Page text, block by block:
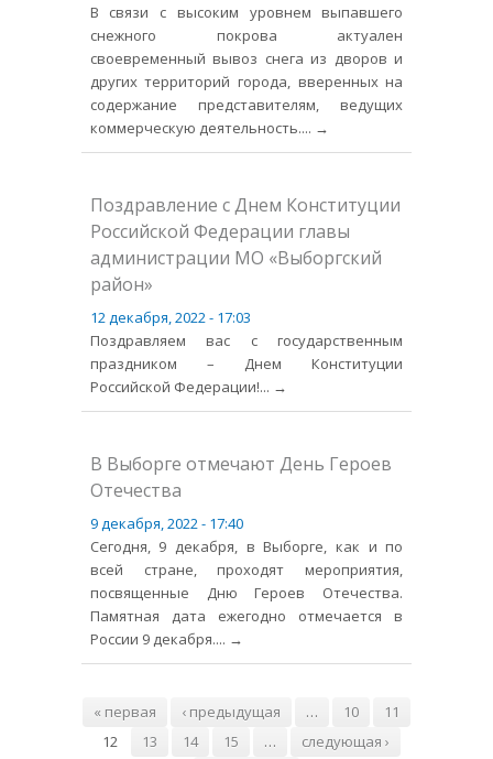
В связи с высоким уровнем выпавшего
снежного покрова актуален
своевременный вывоз снега из дворов и
других территорий города, вверенных на
содержание представителям, ведущих
коммерческую деятельность.... →
Поздравление с Днем Конституции
Российской Федерации главы
администрации МО «Выборгский
район»
12 декабря, 2022 - 17:03
Поздравляем вас с государственным
праздником – Днем Конституции
Российской Федерации!... →
В Выборге отмечают День Героев
Отечества
9 декабря, 2022 - 17:40
Сегодня, 9 декабря, в Выборге, как и по
всей стране, проходят мероприятия,
посвященные Дню Героев Отечества.
Памятная дата ежегодно отмечается в
России 9 декабря.... →
Страницы
« первая ‹ предыдущая … 10
11
12
13 14 15 …
следующая ›